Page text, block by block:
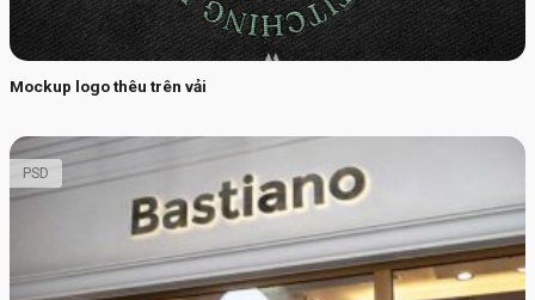
Mockup logo thêu trên vải
PSD